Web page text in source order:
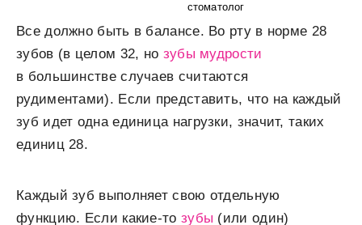
стоматолог
Все должно быть в балансе. Во рту в норме 28
зубов (в целом 32, но зубы мудрости
в большинстве случаев считаются
рудиментами). Если представить, что на каждый
зуб идет одна единица нагрузки, значит, таких
единиц 28.
Каждый зуб выполняет свою отдельную
функцию. Если какие-то зубы (или один)